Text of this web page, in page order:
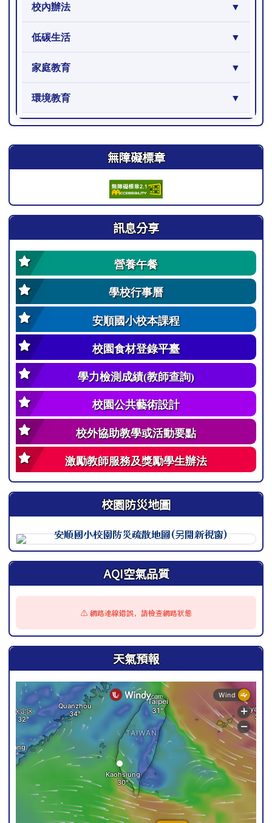
校內辦法
低碳生活
家庭教育
環境教育
右邊區域內容 無障礙標章
訊息分享
營養午餐
學校行事曆
安順國小校本課程
校園食材登錄平臺
學力檢測成績(教師查詢)
校園公共藝術設計
校外協助教學或活動要點
激勵教師服務及獎勵學生辦法
校園防災地圖
此圖為安順國小校園防災地圖（地震），呈現校園整體配
AQI空氣品質
⚠️ 網路連線錯誤，請檢查網路狀態
天氣預報